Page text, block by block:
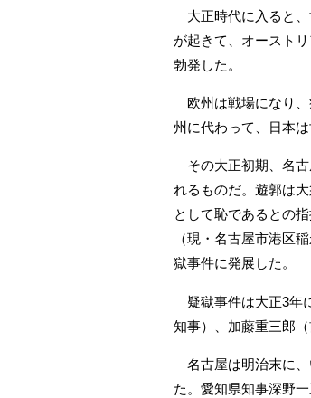
大正時代に入ると、
が起きて、オースト
勃発した。
欧州は戦場になり、
州に代わって、日本
その大正初期、名古
れるものだ。遊郭は
として恥であるとの
（現・名古屋市港区
獄事件に発展した。
疑獄事件は大正3年
知事）、加藤重三郎
名古屋は明治末に、
た。愛知県知事深野